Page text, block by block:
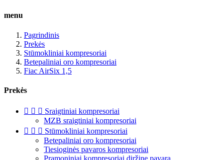
menu
Pagrindinis
Prekės
Stūmokliniai kompresoriai
Betepaliniai oro kompresoriai
Fiac AirSix 1,5
Prekės
   Sraigtiniai kompresoriai
MZB sraigtiniai kompresoriai
   Stūmokliniai kompresoriai
Betepaliniai oro kompresoriai
Tiesioginės pavaros kompresoriai
Pramoniniai kompresoriai diržine pavara